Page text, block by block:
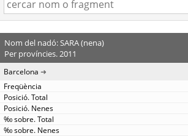
Nom del nadó: SARA (nena)
Per províncies. 2011
Barcelona